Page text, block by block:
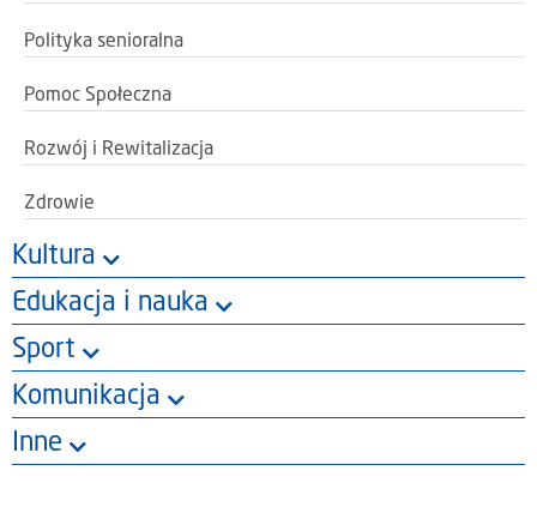
Polityka senioralna
Pomoc Społeczna
Rozwój i Rewitalizacja
Zdrowie
Kultura
Edukacja i nauka
Sport
Komunikacja
Inne